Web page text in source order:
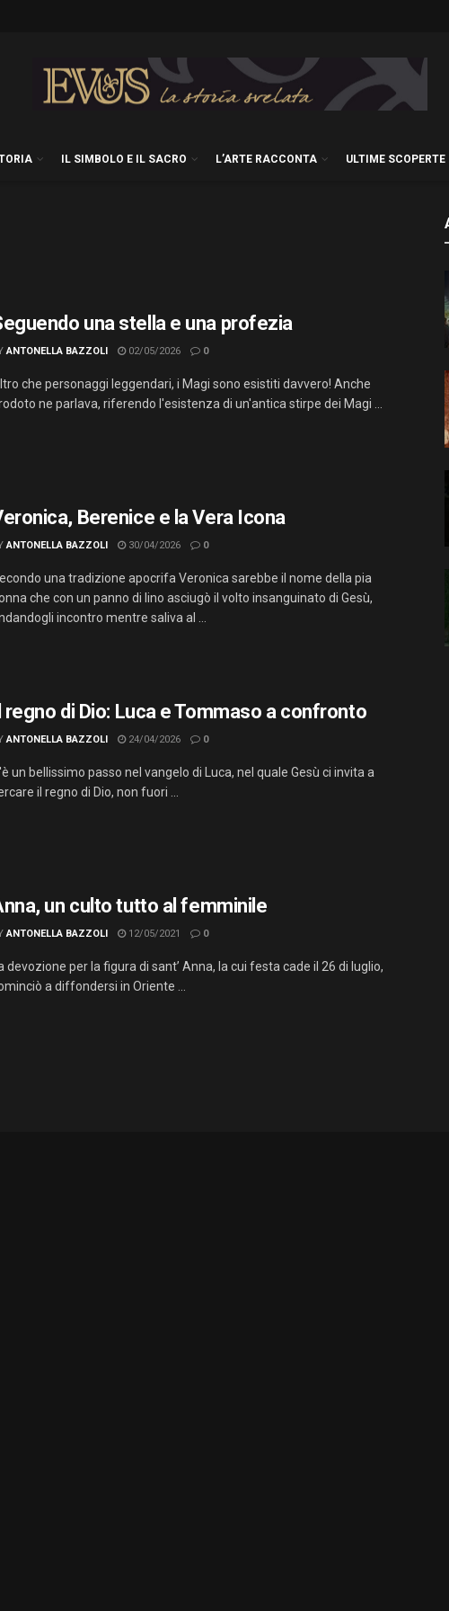
IL SIMBOLO E IL SACRO L’ARTE RACCONTA ULTIME SCOPERTE
una stella e una profezia
ANTONELLA BAZZOLI 02/05/2026 0
che personaggi leggendari, i Magi sono esistiti davvero! Anche
ne parlava, riferendo l'esistenza di un'antica stirpe dei Magi ...
Berenice e la Vera Icona
ANTONELLA BAZZOLI 30/04/2026 0
una tradizione apocrifa Veronica sarebbe il nome della pia
che con un panno di lino asciugò il volto insanguinato di Gesù,
incontro mentre saliva al ...
regno di Dio: Luca e Tommaso a confronto
ANTONELLA BAZZOLI 24/04/2026 0
un bellissimo passo nel vangelo di Luca, nel quale Gesù ci invita a
il regno di Dio, non fuori ...
un culto tutto al femminile
ANTONELLA BAZZOLI 12/05/2021 0
devozione per la figura di sant’ Anna, la cui festa cade il 26 di luglio,
a diffondersi in Oriente ...